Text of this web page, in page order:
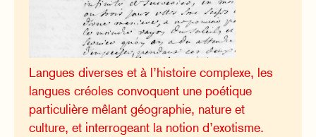
Langues diverses et à l’histoire complexe, les
langues créoles convoquent une poétique
particulière mêlant géographie, nature et
culture, et interrogeant la notion d’exotisme.